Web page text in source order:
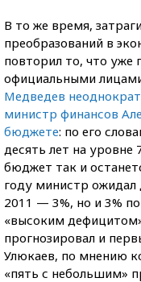
В то же время,
преобразований в
повторил то, что уже
официальными
Медведев
министр финансов
бюджете: по его
десять лет на уровне
бюджет так и
году министр
2011 — 3%, но и 3%
«высоким
прогнозировал и
Улюкаев, по мнению
«пять с небольшим»